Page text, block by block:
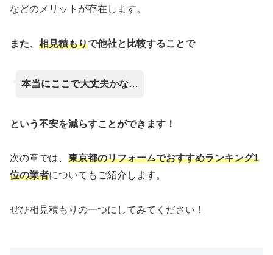
などのメリットが存在します。
また、 相見積もりで他社と比較することで
本当にここで大丈夫かな…
という不安を減らすことができます！
次の章では、 東京都のリフォームでおすすめランキング1
位の業者についてもご紹介します。
ぜひ相見積もりの一つにしてみてください！